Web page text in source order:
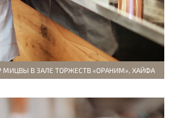
МИЦВЫ В ЗАЛЕ ТОРЖЕСТВ «ОРАНИМ», ХАЙФА